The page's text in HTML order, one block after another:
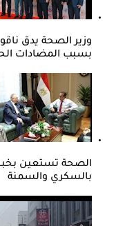
بسبب المضادات
الصحة تستعين
بالسكري والسمنة